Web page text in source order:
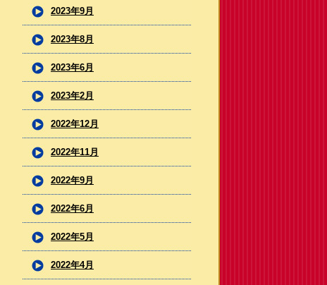
2023年9月
2023年8月
2023年6月
2023年2月
2022年12月
2022年11月
2022年9月
2022年6月
2022年5月
2022年4月